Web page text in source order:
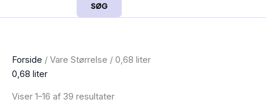
SØG
Forside / Vare Størrelse / 0,68 liter
0,68 liter
Viser 1–16 af 39 resultater